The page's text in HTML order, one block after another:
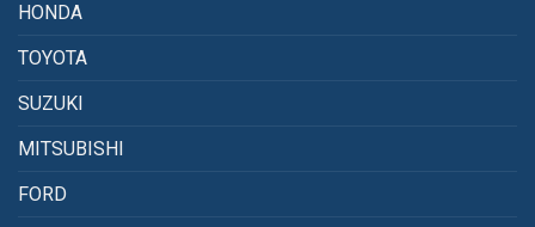
HONDA
TOYOTA
SUZUKI
MITSUBISHI
FORD